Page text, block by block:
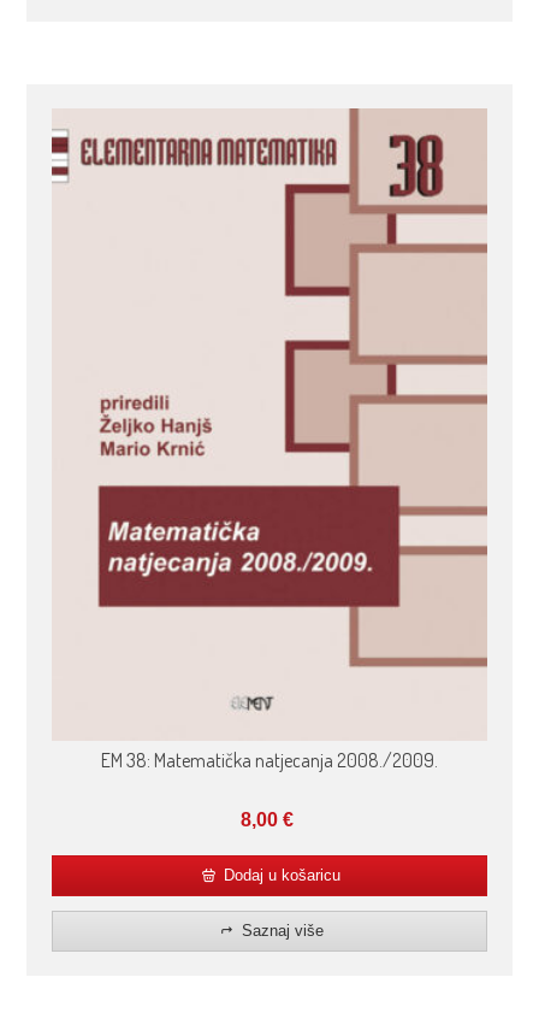
EM 38: Matematička natjecanja 2008./2009.
8,00€
Dodaj u košaricu
Saznaj više